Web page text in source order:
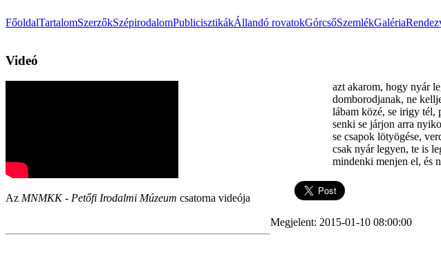
FőoldalTartalomSzerzőkSzépirodalomPublicisztikákÁllandó rovatokGórcsőSzemlékGaléria
Videó
Az MNMKK - Petőfi Irodalmi Múzeum csatorna videója
azt akarom, hogy nyár
domborodjanak, ne
lábam közé, se irigy tél,
senki se járjon arra
se csapok lötyögése,
csak nyár legyen, te is
mindenki menjen el, és
Megjelent: 2015-01-10 08:00:00